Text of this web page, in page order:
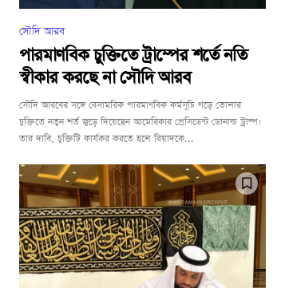
সৌদি আরব
পারমাণবিক চুক্তিতে ট্রাম্পের শর্তে নতি
স্বীকার করছে না সৌদি আরব
সৌদি আরবের সঙ্গে বেসামরিক পারমাণবিক কর্মসূচি গড়ে তোলার
চুক্তিতে নতুন শর্ত জুড়ে দিয়েছেন আমেরিকার প্রেসিডেন্ট ডোনাল্ড ট্রাম্প।
তার দাবি, চুক্তিটি কার্যকর করতে হলে রিয়াদকে...